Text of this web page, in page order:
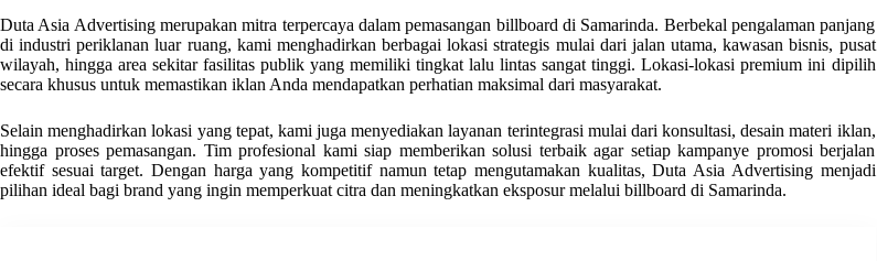
Duta Asia Advertising merupakan mitra terpercaya dalam pemasangan billboard di Samarinda. Berbekal pengalaman panjang
di industri periklanan luar ruang, kami menghadirkan berbagai lokasi strategis mulai dari jalan utama, kawasan bisnis, pusat
wilayah, hingga area sekitar fasilitas publik yang memiliki tingkat lalu lintas sangat tinggi. Lokasi-lokasi premium ini dipilih
secara khusus untuk memastikan iklan Anda mendapatkan perhatian maksimal dari masyarakat.
Selain menghadirkan lokasi yang tepat, kami juga menyediakan layanan terintegrasi mulai dari konsultasi, desain materi iklan,
hingga proses pemasangan. Tim profesional kami siap memberikan solusi terbaik agar setiap kampanye promosi berjalan
efektif sesuai target. Dengan harga yang kompetitif namun tetap mengutamakan kualitas, Duta Asia Advertising menjadi
pilihan ideal bagi brand yang ingin memperkuat citra dan meningkatkan eksposur melalui billboard di Samarinda.